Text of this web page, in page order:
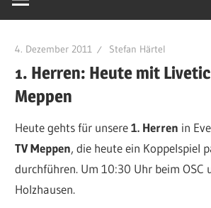
4. Dezember 2011 Stefan Härtel
1. Herren: Heute mit
Meppen
Heute gehts für unsere1. Herren in
TV Meppen, die heute ein Koppelspiel
durchführen. Um 10:30 Uhr beim OSC
Holzhausen.